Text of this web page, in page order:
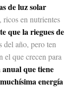
de luz solar
ricos en nutrientes
que la riegues de
del año, pero ten
el que crecen para
que tiene
energía